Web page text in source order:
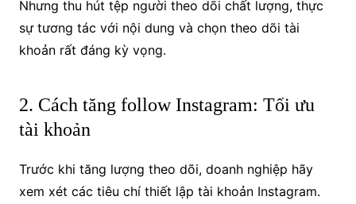
Nhưng thu hút tệp người theo dõi chất lượng, thực
sự tương tác với nội dung và chọn theo dõi tài
khoản rất đáng kỳ vọng.
2. Cách tăng follow Instagram: Tối ưu
tài khoản
Trước khi tăng lượng theo dõi, doanh nghiệp hãy
xem xét các tiêu chí thiết lập tài khoản Instagram.